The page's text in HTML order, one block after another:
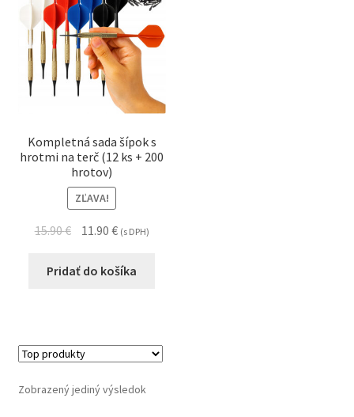
Kompletná sada šípok s
hrotmi na terč (12 ks + 200
hrotov)
ZĽAVA!
15.90€ 11.90 € (s DPH)
Pridať do košíka
Zobrazený jediný výsledok